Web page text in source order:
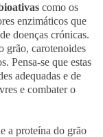
como os
enzimáticos que
doenças crónicas.
grão, carotenoides
Pensa-se que estas
adequadas e de
e combater o
a proteína do grão